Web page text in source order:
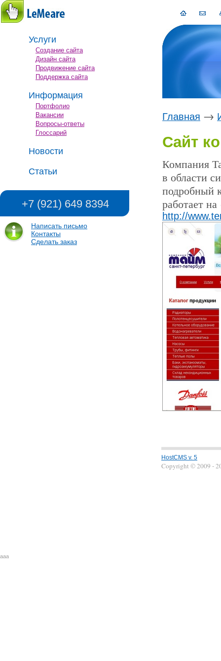
Услуги
Создание сайта
Дизайн сайта
Продвижение сайта
Поддержка сайта
Информация
Портфолио
Вакансии
Вопросы-ответы
Глоссарий
Новости
Статьи
+7 (921) 649 8394
Написать письмо
Контакты
Сделать заказ
Главная →
Сайт
Компания
в области
подробный
работает
http://
HostCMS v. 5
Copyright © 2009 -
aaa